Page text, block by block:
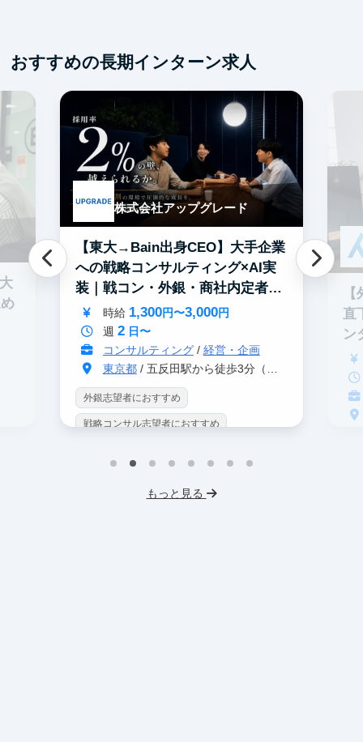
おすすめの長期インターン求人
株式会社アップグレード
【東大→Bain出身CEO】大手企業
への戦略コンサルティング×AI実
装｜戦コン・外銀・商社内定者多
数
時給 1,300円〜3,000円
週 2日〜
コンサルティング/ 経営・企画
東京都/ 五反田駅から徒歩3分（大崎駅から徒歩8分）
外銀志望者におすすめ
戦略コンサル志望者におすすめ
データサイエンス
直
ン
もっと見る